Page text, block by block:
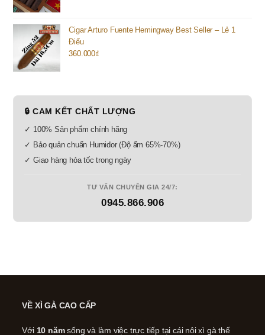
Cigar Arturo Fuente Hemingway Best Seller – Lẻ 1
Điếu
360.000₫
🔒 CAM KẾT CHẤT LƯỢNG
✓ 100% Sản phẩm chính hãng
✓ Bảo quản chuẩn Humidor (Độ ẩm 65%-70%)
✓ Giao hàng hỏa tốc trong ngày
TƯ VẤN CHUYÊN GIA 24/7:
0945.866.906
VỀ XÌ GÀ CAO CẤP
Với 10 nămsống và làm việc trực tiếp tại cái nôi xì gà thế